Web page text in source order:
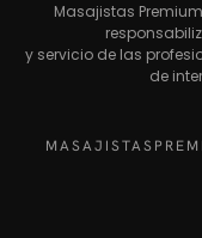
Masajistas
y servicio de las
de